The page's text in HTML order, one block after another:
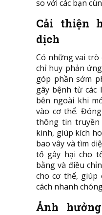
so với các bạn
Cải thiện
dịch
Có những vai
chỉ huy phản
góp phần sớm
gây bệnh từ các
bên ngoài khi
vào cơ thể.
thông tin
kinh, giúp kích
bao vây và tìm
tố gây hại cho
bằng và điều
cho cơ thể, giúp
cách nhanh
Ảnh